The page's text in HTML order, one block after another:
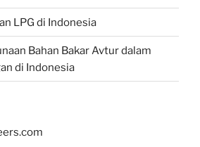
LPG di Indonesia
Bahan Bakar Avtur dalam
di Indonesia